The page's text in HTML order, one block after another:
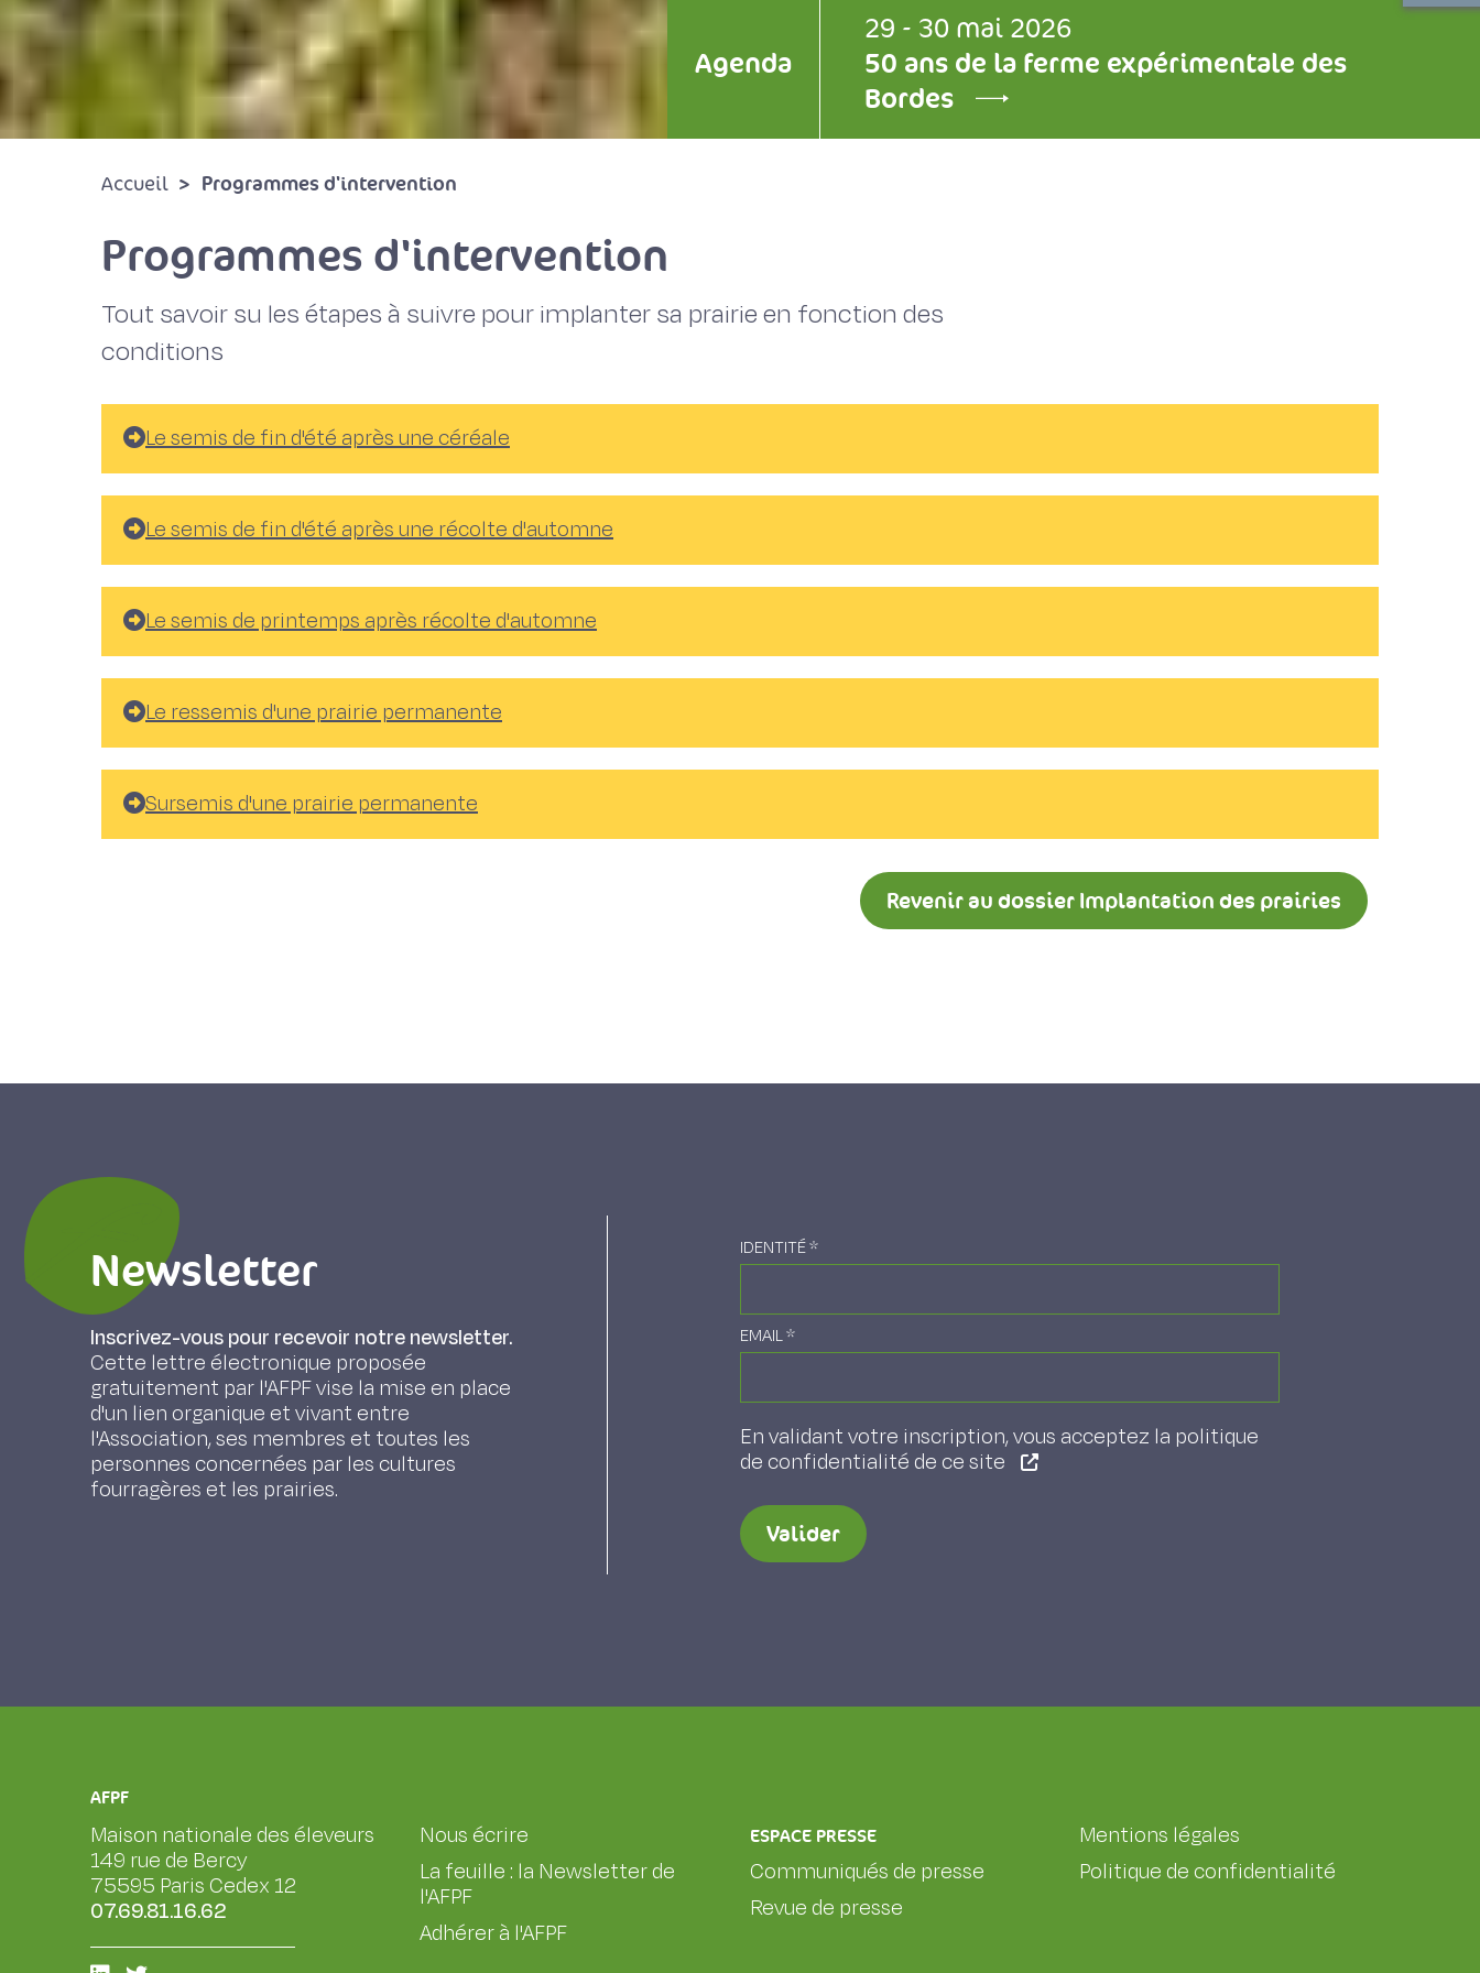
Agenda
29 - 30 mai 2026
50 ans de la ferme expérimentale des
Bordes
Accueil Programmes d'intervention
Programmes d'intervention
Tout savoir su les étapes à suivre pour implanter sa prairie en fonction des
conditions
Le semis de fin d'été après une céréale
Le semis de fin d'été après une récolte d'automne
Le semis de printemps après récolte d'automne
Le ressemis d'une prairie permanente
Sursemis d'une prairie permanente
Revenir au dossier Implantation des prairies
Newsletter
Inscrivez-vous pour recevoir notre newsletter.
Cette lettre électronique proposée
gratuitement par l'AFPF vise la mise en place
d'un lien organique et vivant entre
l'Association, ses membres et toutes les
personnes concernées par les cultures
fourragères et les prairies.
IDENTITÉ*
EMAIL*
En validant votre inscription, vous acceptez la politique
de confidentialité de ce site
Valider
AFPF
Maison nationale des éleveurs
149 rue de Bercy
75595 Paris Cedex 12
07.69.81.16.62
Nous écrire
La feuille : la Newsletter de
l'AFPF
Adhérer à l'AFPF
ESPACE PRESSE
Communiqués de presse
Revue de presse
Mentions légales
Politique de confidentialité